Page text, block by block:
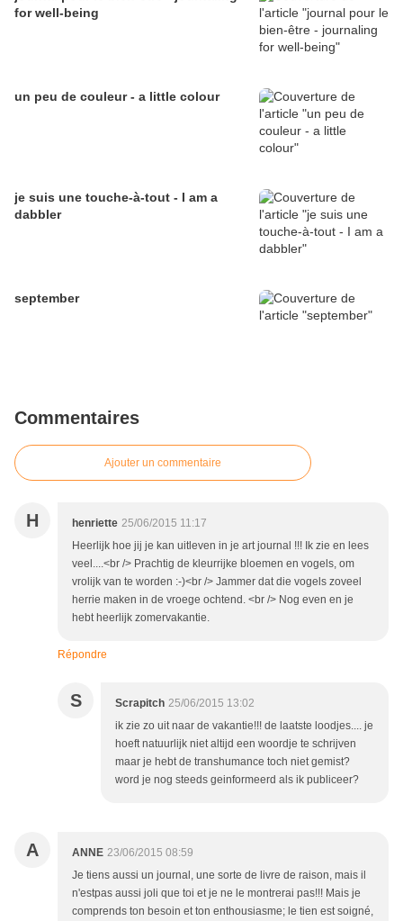
for well-being
un peu de couleur - a little colour
je suis une touche-à-tout - I am a
dabbler
september
Commentaires
Ajouter un commentaire
H henriette 25/06/2015 11:17
Heerlijk hoe jij je kan uitleven in je art journal !!! Ik zie en lees
veel....<br /> Prachtig de kleurrijke bloemen en vogels, om
vrolijk van te worden :-)<br /> Jammer dat die vogels zoveel
herrie maken in de vroege ochtend. <br /> Nog even en je
hebt heerlijk zomervakantie.
Répondre
S Scrapitch 25/06/2015 13:02
ik zie zo uit naar de vakantie!!! de laatste loodjes.... je
hoeft natuurlijk niet altijd een woordje te schrijven
maar je hebt de transhumance toch niet gemist?
word je nog steeds geinformeerd als ik publiceer?
A ANNE 23/06/2015 08:59
Je tiens aussi un journal, une sorte de livre de raison, mais il
n'estpas aussi joli que toi et je ne le montrerai pas!!! Mais je
comprends ton besoin et ton enthousiasme; le tien est soigné,